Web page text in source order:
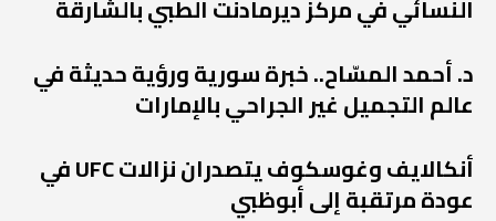
النسائي في مركز ديرمادنت الطبي بالشارقة
د. أحمد المسّاح.. خبرة سورية ورؤية حديثة في
عالم التجميل غير الجراحي بالإمارات
أنكالايف وغوسكوف يتصدران نزالات UFC في
عودة مرتقبة إلى أبوظبي